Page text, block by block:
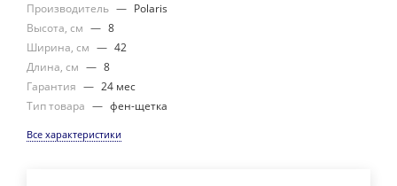
Производитель — Polaris
Высота, см — 8
Ширина, см — 42
Длина, см — 8
Гарантия — 24 мес
Тип товара — фен-щетка
Все характеристики